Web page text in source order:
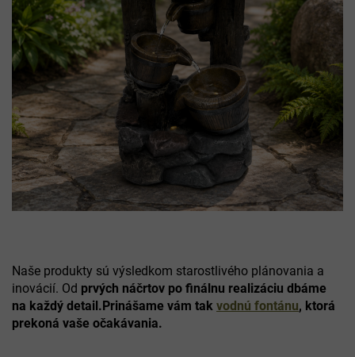
Naše produkty sú výsledkom starostlivého plánovania a
inovácií. Od prvých náčrtov po finálnu realizáciu dbáme
na každý detail.Prinášame vám tak vodnú fontánu, ktorá
prekoná vaše očakávania.